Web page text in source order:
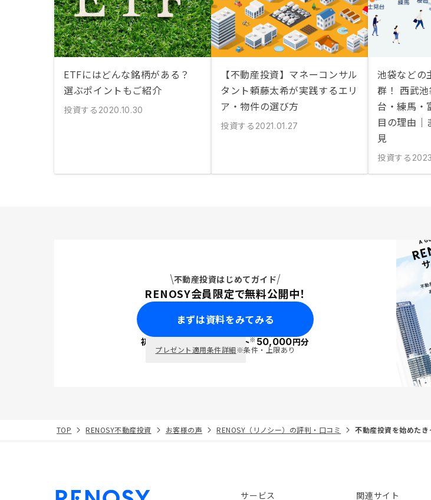
ETFにはどんな銘柄がある？
選ぶポイントもご紹介
投資する 2020.10.30
【不動産投資】マネーコンサル
タント頼藤太希が実践するエリ
ア・物件の選び方
投資する 2021.01.27
池袋などの
群！ 西武
台・練馬・
目の理由｜
見
投資する
不動産投資はじめてガイド
RENOSY会員限定で無料公開中！
まずは資料をみてみる
初回面談で ポイント※50,000円分
プレゼント適用条件詳細※条件・上限あり
TOP RENOSY不動産投資 お客様の声 RENOSY（リノシー）の評判・口コミ 不動産投資を始めた
サービス 関連サイト